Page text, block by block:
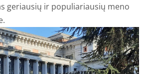
geriausių ir populiariausių meno